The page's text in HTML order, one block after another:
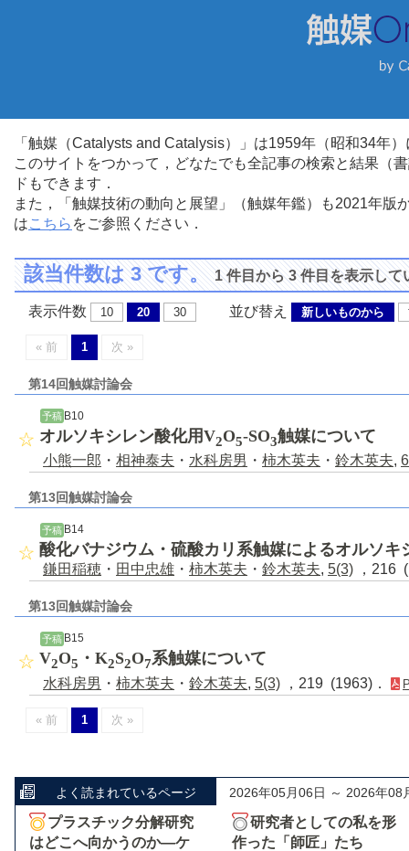
「触媒（Catalysts and Catalysis）」は1959年（昭和34年
このサイトをつかって，どなたでも全記事の検索と結果（
ドもできます．
また，「触媒技術の動向と展望」（触媒年鑑）も2021年
はこちら をご参照ください．
該当件数は 3 です。1 件目から 3 件目を表示して
表示件数 10 20 30 並び替え 新しいものから
« 前 1 次 »
第14回触媒討論会
予稿 B10
オルソキシレン酸化用V2O5-SO3触媒について
小熊一郎 ・ 相神泰夫 ・ 水科房男 ・ 柿木英夫 ・ 鈴木英夫,
第13回触媒討論会
予稿 B14
酸化バナジウム・硫酸カリ系触媒によるオルソ
鎌田稲穂 ・ 田中忠雄 ・ 柿木英夫 ・ 鈴木英夫, 5(3) ，216
第13回触媒討論会
予稿B15
V2O5 ・K2S2O7系触媒について
水科房男 ・ 柿木英夫 ・ 鈴木英夫, 5(3) ，219 (1963)．
« 前 1 次 »
よく読まれているページ 2026年05月06日 ～ 2026年08
プラスチック分解研究
はどこへ向かうのか―ケ
研究者としての私を形
作った「師匠」たち